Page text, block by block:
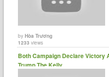
byHòa Trương
1233 views
Both Campaign Declare Victory
Trump The Kelly......